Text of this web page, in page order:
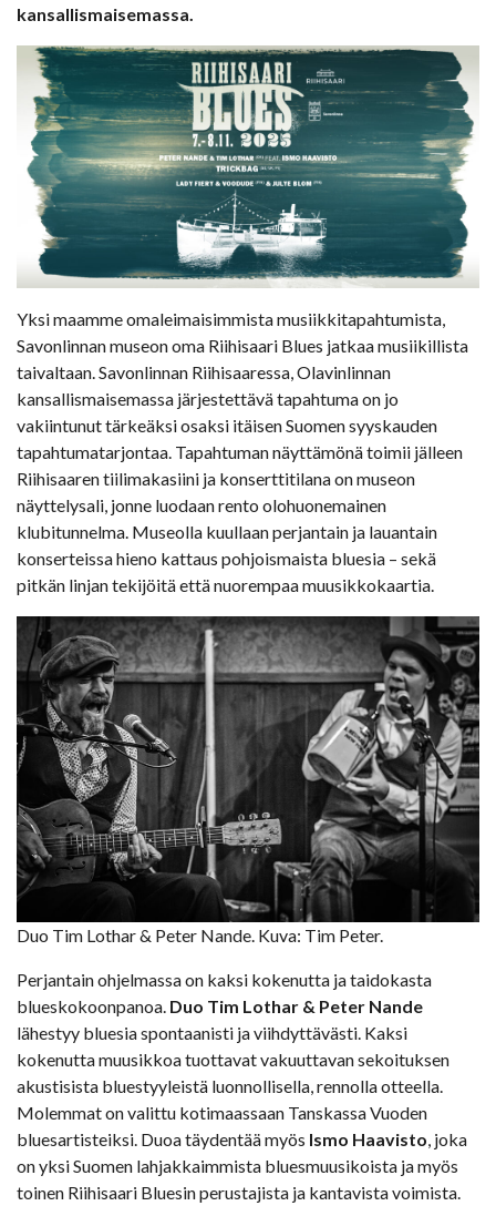
kansallismaisemassa.
Yksi maamme omaleimaisimmista musiikkitapahtumista,
Savonlinnan museon oma Riihisaari Blues jatkaa musiikillista
taivaltaan. Savonlinnan Riihisaaressa, Olavinlinnan
kansallismaisemassa järjestettävä tapahtuma on jo
vakiintunut tärkeäksi osaksi itäisen Suomen syyskauden
tapahtumatarjontaa. Tapahtuman näyttämönä toimii jälleen
Riihisaaren tiilimakasiini ja konserttitilana on museon
näyttelysali, jonne luodaan rento olohuonemainen
klubitunnelma. Museolla kuullaan perjantain ja lauantain
konserteissa hieno kattaus pohjoismaista bluesia – sekä
pitkän linjan tekijöitä että nuorempaa muusikkokaartia.
Duo Tim Lothar & Peter Nande. Kuva: Tim Peter.
Perjantain ohjelmassa on kaksi kokenutta ja taidokasta
blueskokoonpanoa. Duo Tim Lothar & Peter Nande
lähestyy bluesia spontaanisti ja viihdyttävästi. Kaksi
kokenutta muusikkoa tuottavat vakuuttavan sekoituksen
akustisista bluestyyleistä luonnollisella, rennolla otteella.
Molemmat on valittu kotimaassaan Tanskassa Vuoden
bluesartisteiksi. Duoa täydentää myös Ismo Haavisto , joka
on yksi Suomen lahjakkaimmista bluesmuusikoista ja myös
toinen Riihisaari Bluesin perustajista ja kantavista voimista.